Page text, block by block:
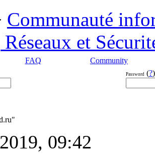
Communauté
et
FAQ Community
Password (?)
09:42